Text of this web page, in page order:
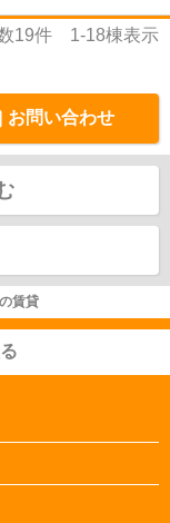
19件 1-18棟表示
お問い合わせ
賃貸